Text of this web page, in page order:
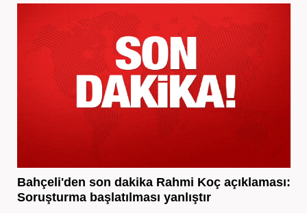
Bahçeli'den son dakika Rahmi Koç açıklaması:
Soruşturma başlatılması yanlıştır